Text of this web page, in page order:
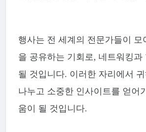
행사는 전 세계의 전문가들이 모
을 공유하는 기회로, 네트워킹과
될 것입니다. 이러한 자리에서
나누고 소중한 인사이트를 얻어
움이 될 것입니다.